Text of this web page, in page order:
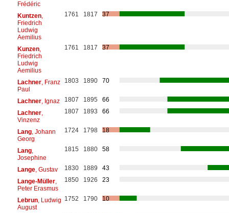
Frédéric
Kuntzen,
Friedrich
Ludwig
Aemilius
1761 1817 37
Kunzen,
Friedrich
Ludwig
Aemilius
1761 1817 37
Lachner, Franz
Paul
1803 1890 70
Lachner, Ignaz 1807 1895
66
Lachner,
Vinzenz
1807 1893 66
Lang, Johann
Georg
1724 1798 18
Lang,
Josephine
1815 1880 58
Lange, Gustav 1830 1889
43
Lange-Müller,
Peter Erasmus
1850 1926 23
Lebrun, Ludwig
August
1752 1790 10